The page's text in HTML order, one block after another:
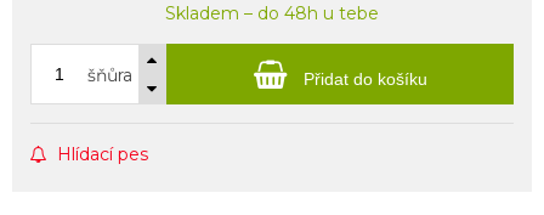
Skladem – do 48h u tebe
šňůra Přidat do košíku
Hlídací pes